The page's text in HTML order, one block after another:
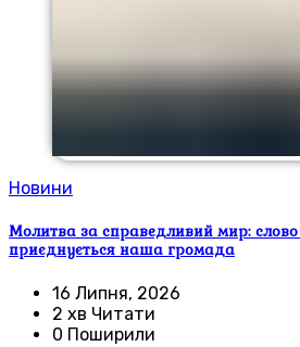
Новини
Молитва за справедливий мир: слово
приєднується наша громада
16 Липня, 2026
2 хв Читати
0 Поширили